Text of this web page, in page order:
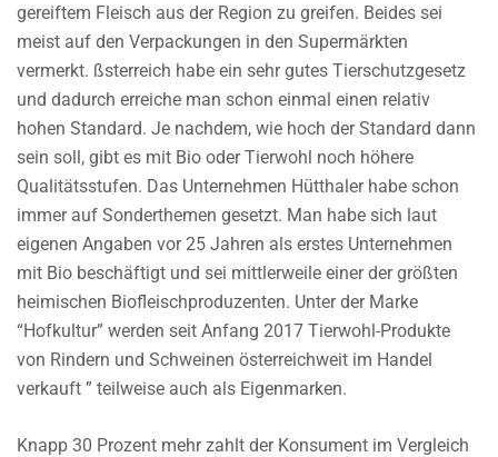
gereiftem Fleisch aus der Region zu greifen. Beides sei
meist auf den Verpackungen in den Supermärkten
vermerkt. ßsterreich habe ein sehr gutes Tierschutzgesetz
und dadurch erreiche man schon einmal einen relativ
hohen Standard. Je nachdem, wie hoch der Standard dann
sein soll, gibt es mit Bio oder Tierwohl noch höhere
Qualitätsstufen. Das Unternehmen Hütthaler habe schon
immer auf Sonderthemen gesetzt. Man habe sich laut
eigenen Angaben vor 25 Jahren als erstes Unternehmen
mit Bio beschäftigt und sei mittlerweile einer der größten
heimischen Biofleischproduzenten. Unter der Marke
“Hofkultur” werden seit Anfang 2017 Tierwohl-Produkte
von Rindern und Schweinen österreichweit im Handel
verkauft ” teilweise auch als Eigenmarken.
Knapp 30 Prozent mehr zahlt der Konsument im Vergleich